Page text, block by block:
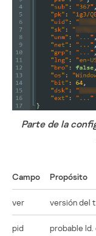
Parte de la
Campo Propósito
ver versión del
pid probable